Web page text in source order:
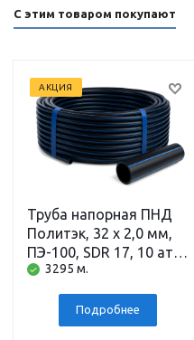
С этим товаром покупают
АКЦИЯ
Труба напорная ПНД
Политэк, 32 x 2,0 мм,
ПЭ-100, SDR 17, 10 атм,
200 м3295 м.
Подробнее